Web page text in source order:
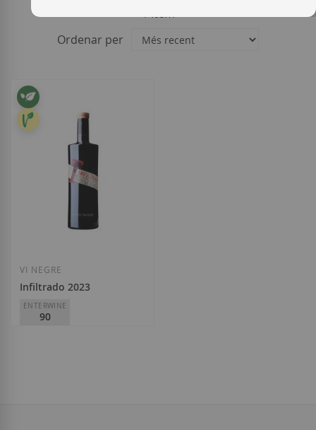
1Item
Ordenar per
VI NEGRE
Infiltrado 2023
ENTERWINE
90